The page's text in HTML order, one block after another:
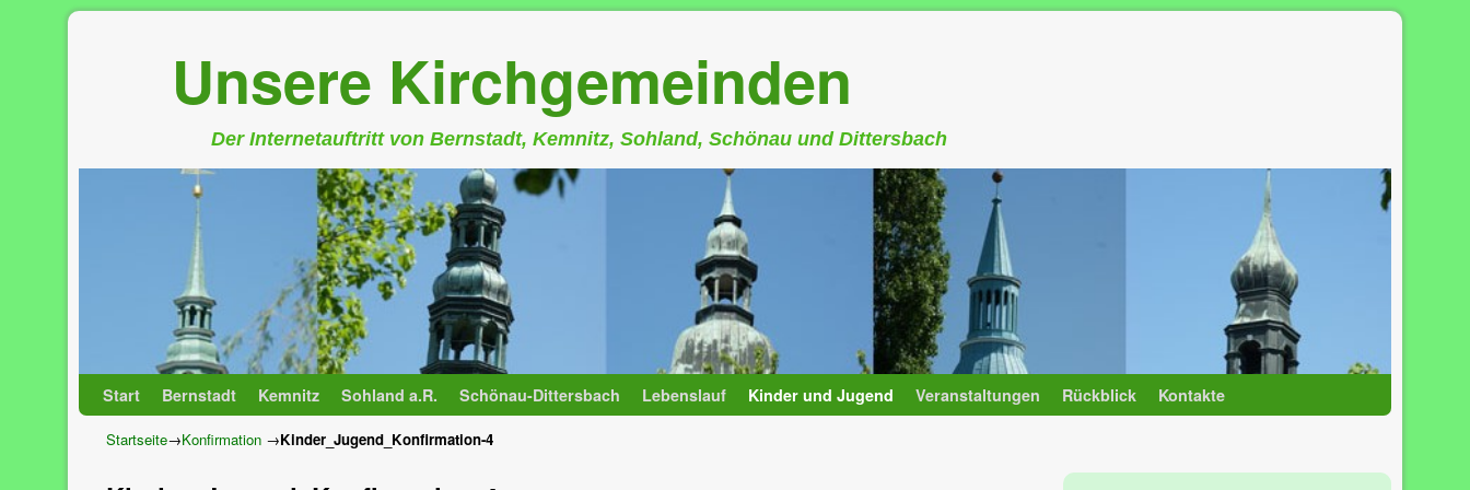
Unsere Kirchgemeinden
Der Internetauftritt von Bernstadt, Kemnitz, Sohland, Schönau und Dittersbach
Start Bernstadt Kemnitz Sohland a.R. Schönau-Dittersbach Lebenslauf Kinder und Jugend Veranstaltungen Rückblick Kontakte
Startseite→Konfirmation →Kinder_Jugend_Konfirmation-4